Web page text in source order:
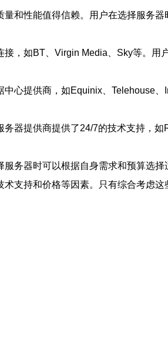
和性能值得信赖。用户在选择服务器
，如BT、Virgin Media、Sky等。用
心提供商，如Equinix、Telehouse、
器提供商提供了24/7的技术支持，如
务器时可以根据自身需求和预算选择
支持和价格等因素。只有综合考虑这